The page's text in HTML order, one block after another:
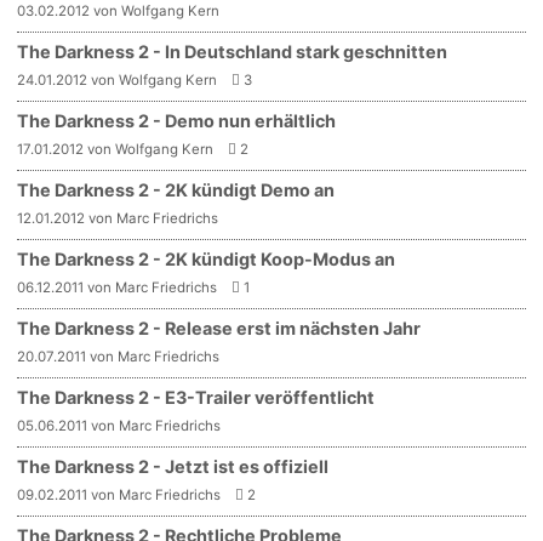
03.02.2012 von Wolfgang Kern
The Darkness 2 - In Deutschland stark geschnitten
24.01.2012 von Wolfgang Kern 3
The Darkness 2 - Demo nun erhältlich
17.01.2012 von Wolfgang Kern 2
The Darkness 2 - 2K kündigt Demo an
12.01.2012 von Marc Friedrichs
The Darkness 2 - 2K kündigt Koop-Modus an
06.12.2011 von Marc Friedrichs 1
The Darkness 2 - Release erst im nächsten Jahr
20.07.2011 von Marc Friedrichs
The Darkness 2 - E3-Trailer veröffentlicht
05.06.2011 von Marc Friedrichs
The Darkness 2 - Jetzt ist es offiziell
09.02.2011 von Marc Friedrichs 2
The Darkness 2 - Rechtliche Probleme